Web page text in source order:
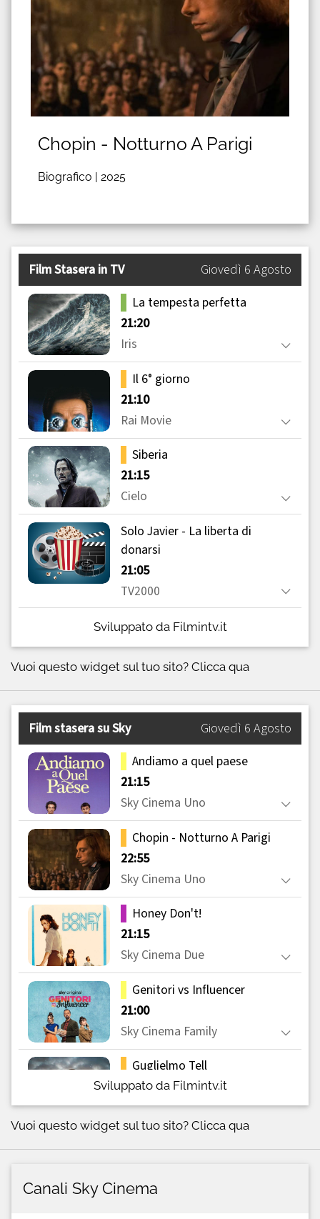
Chopin - Notturno A Parigi
Biografico | 2025
Sviluppato da Filmintv.it
Vuoi questo widget sul tuo sito? Clicca qua
Sviluppato da Filmintv.it
Vuoi questo widget sul tuo sito? Clicca qua
Canali Sky Cinema